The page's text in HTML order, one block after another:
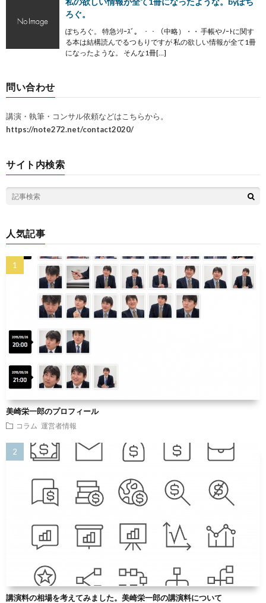
ろぐ。
ぽちろぐ。 特急ｼﾘｰｽﾞ。 ・・（中略）・・ 手帳やﾉｰﾄに関す
る本は結構読んでるつもりですが 私の欲しい情報が全て1冊
になったような。 そんな1冊[…]
問い合わせ
講演・執筆・コンサル依頼などはこちらから。
https://note272.net/contact2020/
サイト内検索
人気記事
美崎栄一郎のプロフィール
コラム 運営者情報
講演料の相場を考えてみました。美崎栄一郎の講演料について